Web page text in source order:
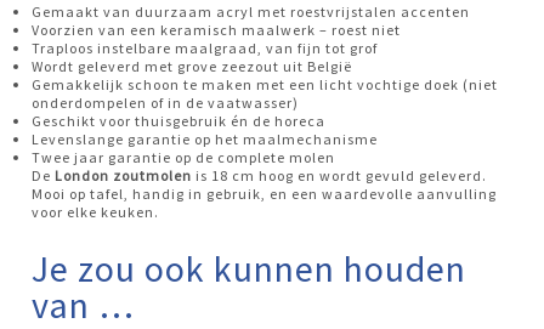
Gemaakt van duurzaam acryl met roestvrijstalen accenten
Voorzien van een keramisch maalwerk – roest niet
Traploos instelbare maalgraad, van fijn tot grof
Wordt geleverd met grove zeezout uit België
Gemakkelijk schoon te maken met een licht vochtige doek (niet
onderdompelen of in de vaatwasser)
Geschikt voor thuisgebruik én de horeca
Levenslange garantie op het maalmechanisme
Twee jaar garantie op de complete molen
De London zoutmolen is 18 cm hoog en wordt gevuld geleverd.
Mooi op tafel, handig in gebruik, en een waardevolle aanvulling
voor elke keuken.
Je zou ook kunnen houden
van …